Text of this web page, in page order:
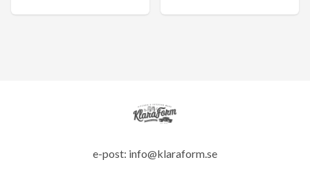
e-post: info@klaraform.se